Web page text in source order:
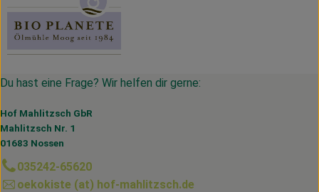
Du hast eine Frage? Wir helfen dir gerne:
Hof Mahlitzsch GbR
Mahlitzsch Nr. 1
01683 Nossen
035242-65620
oekokiste (at) hof-mahlitzsch.de